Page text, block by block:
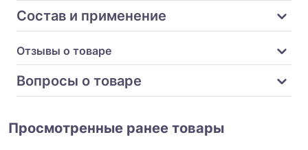
Состав и применение
Отзывы о товаре
Вопросы о товаре
Просмотренные ранее товары